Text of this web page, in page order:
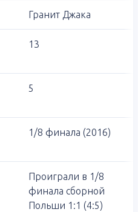
Гранит Джака
13
5
1/8 финала (2016)
Проиграли в 1/8
финала сборной
Польши 1:1 (4:5)